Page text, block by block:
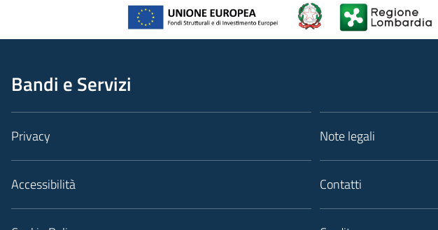
Bandi e Servizi
Privacy
Accessibilità
Note legali
Contatti